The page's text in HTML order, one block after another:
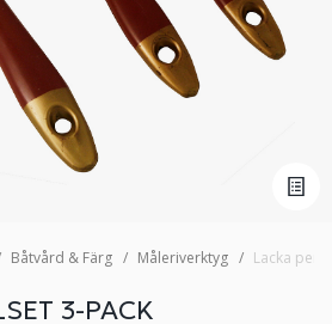
Båtvård & Färg Måleriverktyg Lacka
3-PACK